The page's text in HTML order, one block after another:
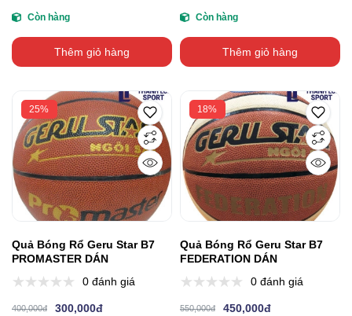
Còn hàng
Thêm giỏ hàng
Còn hàng
Thêm giỏ hàng
25%
Quả Bóng Rổ Geru Star B7
PROMASTER DÁN
0 đánh giá
400,000đ 300,000đ
18%
Quả Bóng Rổ Geru Star B7
FEDERATION DÁN
0 đánh giá
550,000đ 450,000đ